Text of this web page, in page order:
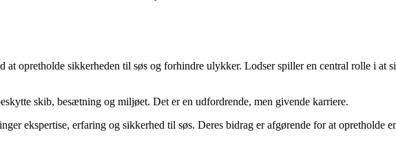
opretholde sikkerheden til søs og forhindre ulykker. Lodser spiller en central rolle i at
skib, besætning og miljøet. Det er en udfordrende, men givende karriere.
ekspertise, erfaring og sikkerhed til søs. Deres bidrag er afgørende for at opretholde